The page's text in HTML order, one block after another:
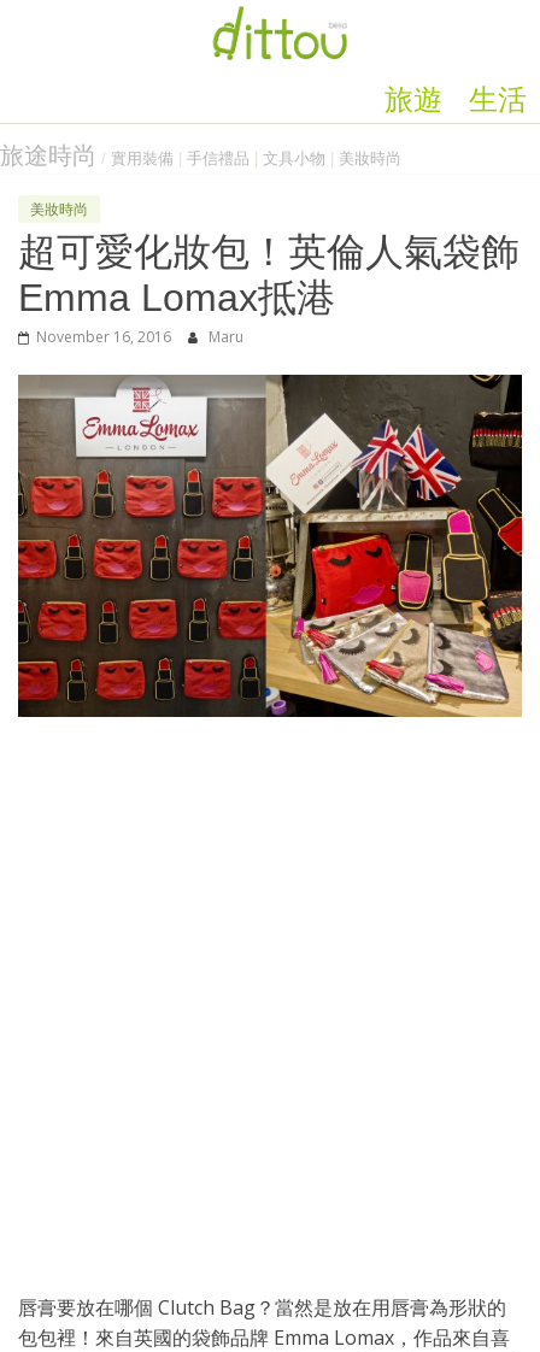
生活
旅遊
旅途時尚 / 實用裝備 手信禮品 文具小物 美妝時尚
美妝時尚
超可愛化妝包！英倫人氣袋飾
Emma Lomax抵港
November 16, 2016 Maru
唇膏要放在哪個 Clutch Bag？當然是放在用唇膏為形狀的
包包裡！來自英國的袋飾品牌 Emma Lomax，作品來自喜